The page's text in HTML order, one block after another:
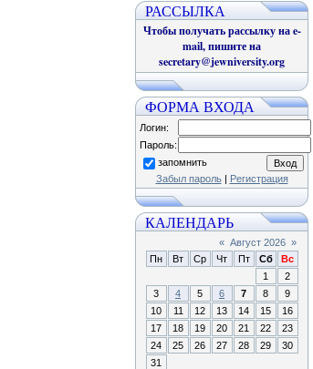
РАССЫЛКА
Чтобы получать рассылку на e-
mail, пишите на
secretary@jewniversity.org
ФОРМА ВХОДА
Логин:
Пароль:
запомнить
Забыл пароль| Регистрация
КАЛЕНДАРЬ
« Август 2026 »
Пн
Вт Ср Чт Пт Сб
Вс
1
2
3
4 5 6 7 8
9
10
11 12 13 14 15
16
17
18 19 20 21 22
23
24
25 26 27 28 29
30
31